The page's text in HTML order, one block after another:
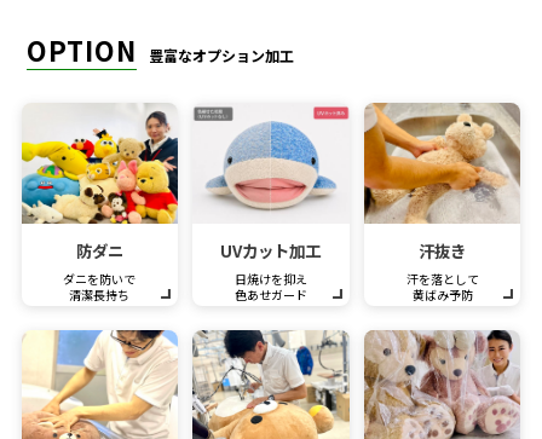
OPTION 豊富なオプション加工
防ダニ
ダニを防いで
清潔長持ち
UVカット加工
日焼けを抑え
色あせガード
汗抜き
汗を落として
黄ばみ予防